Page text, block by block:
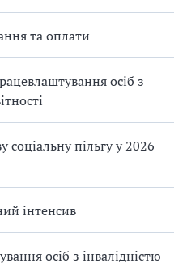
та оплати
осіб з
пільгу у 2026
інтенсив
осіб з інвалідністю —